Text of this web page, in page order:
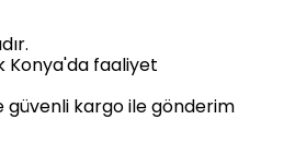
Konya'da faaliyet
güvenli kargo ile gönderim